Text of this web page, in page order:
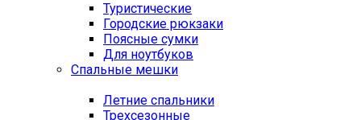
Туристические
Городские рюкзаки
Поясные сумки
Для ноутбуков
Спальные мешки
Летние спальники
Трехсезонные